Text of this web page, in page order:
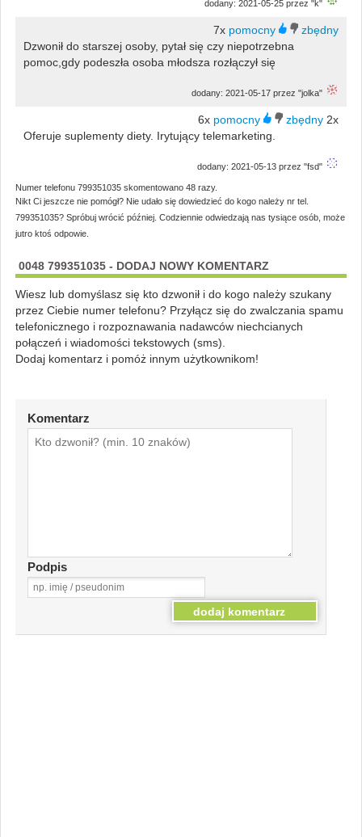
dodany: 2021-05-25 przez "k"
7x
Dzwonił do starszej osoby, pytał się czy niepotrzebna
pomoc,gdy podeszła osoba młodsza rozłączył się
dodany: 2021-05-17 przez "jolka"
6x
2x
Oferuje suplementy diety. Irytujący telemarketing.
dodany: 2021-05-13 przez "fsd"
Numer telefonu 799351035 skomentowano 48 razy.
Nikt Ci jeszcze nie pomógł? Nie udało się dowiedzieć do kogo należy nr tel.
799351035? Spróbuj wrócić później. Codziennie odwiedzają nas tysiące osób, może
jutro ktoś odpowie.
0048 799351035 - DODAJ NOWY KOMENTARZ
Wiesz lub domyślasz się kto dzwonił i do kogo należy szukany
przez Ciebie numer telefonu? Przyłącz się do zwalczania spamu
telefonicznego i rozpoznawania nadawców niechcianych
połączeń i wiadomości tekstowych (sms).
Dodaj komentarz i pomóż innym użytkownikom!
Komentarz
Podpis